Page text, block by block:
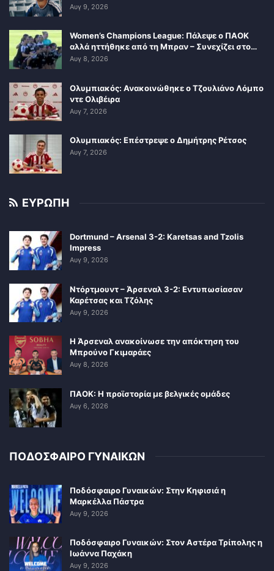
Αυγ 9, 2026
Women’s Champions League: Πάλεψε ο ΠΑΟΚ
αλλά ηττήθηκε από τη Μπραν – Συνεχίζει στο…
Αυγ 8, 2026
Ολυμπιακός: Ανακοινώθηκε ο Τζουλιάνο Λόμπο
ντε Ολιβέιρα
Αυγ 7, 2026
Ολυμπιακός: Επέστρεψε ο Δημήτρης Ρέτσος
Αυγ 7, 2026
ΕΥΡΩΠΗ
Dortmund – Arsenal 3-2: Karetsas and Tzolis
Impress
Αυγ 9, 2026
Ντόρτμουντ – Άρσεναλ 3-2: Εντυπωσίασαν
Καρέτσας και Τζόλης
Αυγ 9, 2026
Η Άρσεναλ ανακοίνωσε την απόκτηση του
Μπρούνο Γκιμαράες
Αυγ 8, 2026
ΠΑΟΚ: Η προϊστορία με βελγικές ομάδες
Αυγ 6, 2026
ΠΟΔΟΣΦΑΙΡΟ ΓΥΝΑΙΚΩΝ
Ποδόσφαιρο Γυναικών: Στην Κηφισιά η
Μαρκέλλα Πάστρα
Αυγ 9, 2026
Ποδόσφαιρο Γυναικών: Στον Αστέρα Τρίπολης η
Ιωάννα Παχάκη
Αυγ 9, 2026